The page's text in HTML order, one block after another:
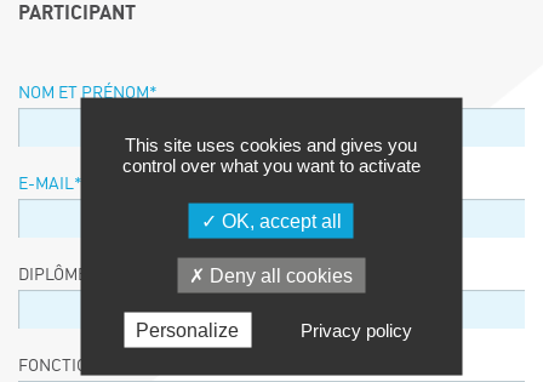
PARTICIPANT
NOM ET PRÉNOM *
E-MAIL *
DIPLÔME / EQUIVALENCE / NIVEAU
FONCTION
This site uses cookies and gives you
control over what you want to activate
OK, accept all
Deny all cookies
Personalize Privacy policy